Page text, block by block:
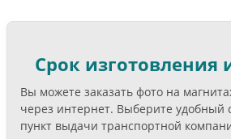
Срок изготовления
Вы можете заказать фото на
через интернет. Выберите удобный
пункт выдачи транспортной